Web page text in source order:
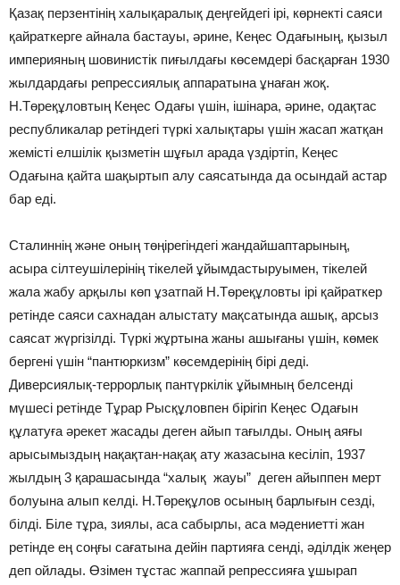
Қазақ перзентінің халықаралық деңгейдегі ірі, көрнекті саяси
қайраткерге айнала бастауы, әрине, Кеңес Одағының, қызыл
империяның шовинистік пиғылдағы көсемдері басқарған 1930
жылдардағы репрессиялық аппаратына ұнаған жоқ.
Н.Төреқұловтың Кеңес Одағы үшін, ішінара, әрине, одақтас
республикалар ретіндегі түркі халықтары үшін жасап жатқан
жемісті елшілік қызметін шұғыл арада үздіртіп, Кеңес
Одағына қайта шақыртып алу саясатында да осындай астар
бар еді.
Сталиннің және оның төңірегіндегі жандайшаптарының,
асыра сілтеушілерінің тікелей ұйымдастыруымен, тікелей
жала жабу арқылы көп ұзатпай Н.Төреқұловты ірі қайраткер
ретінде саяси сахнадан алыстату мақсатында ашық, арсыз
саясат жүргізілді. Түркі жұртына жаны ашығаны үшін, көмек
бергені үшін “пантюркизм” көсемдерінің бірі деді.
Диверсиялық-террорлық пантүркілік ұйымның белсенді
мүшесі ретінде Тұрар Рысқұловпен бірігіп Кеңес Одағын
құлатуға әрекет жасады деген айып тағылды. Оның аяғы
арысымыздың нақақтан-нақақ ату жазасына кесіліп, 1937
жылдың 3 қарашасында “халық жауы” деген айыппен мерт
болуына алып келді. Н.Төреқұлов осының барлығын сезді,
білді. Біле тұра, зиялы, аса сабырлы, аса мәдениетті жан
ретінде ең соңғы сағатына дейін партияға сенді, әділдік жеңер
деп ойлады. Өзімен тұстас жаппай репрессияға ұшырап